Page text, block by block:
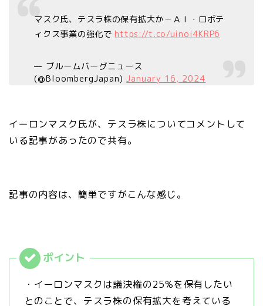
マスク氏、テスラ株の保有拡大か－ＡＩ・ロボテ
ィクス事業の強化で https://t.co/uinoi4KRP6
— ブルームバーグニュース
(@BloombergJapan)January 16, 2024
イーロンマスク氏が、テスラ株についてコメントして
いる記事があったので共有。
記事の内容は、簡単ですがこんな感じ。
・イーロンマスクは議決権の25%を保有したい
とのことで、テスラ株の保有拡大を考えている